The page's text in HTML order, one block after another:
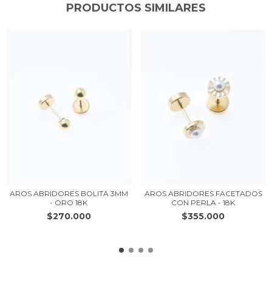
PRODUCTOS SIMILARES
AROS ABRIDORES BOLITA 3MM
- ORO 18K
$270.000
AROS ABRIDORES FACETADOS
CON PERLA - 18K
$355.000